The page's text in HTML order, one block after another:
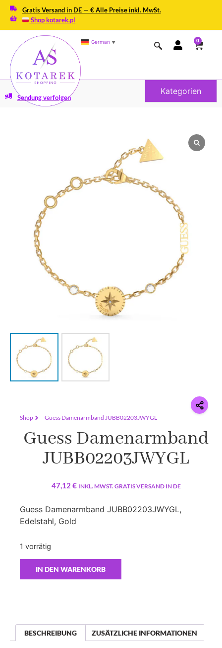
Gratis Versand in DE — € Alle Preise inkl. MwSt.
Shop kotarek.pl
German ▼ 0
Kategorien
Sendung verfolgen
Shop Guess Damenarmband JUBB02203JWYGL
Guess Damenarmband
JUBB02203JWYGL
47,12 € INKL. MWST. GRATIS VERSAND IN DE
Guess Damenarmband JUBB02203JWYGL,
Edelstahl, Gold
1 vorrätig
IN DEN WARENKORB
BESCHREIBUNG ZUSÄTZLICHE INFORMATIONEN